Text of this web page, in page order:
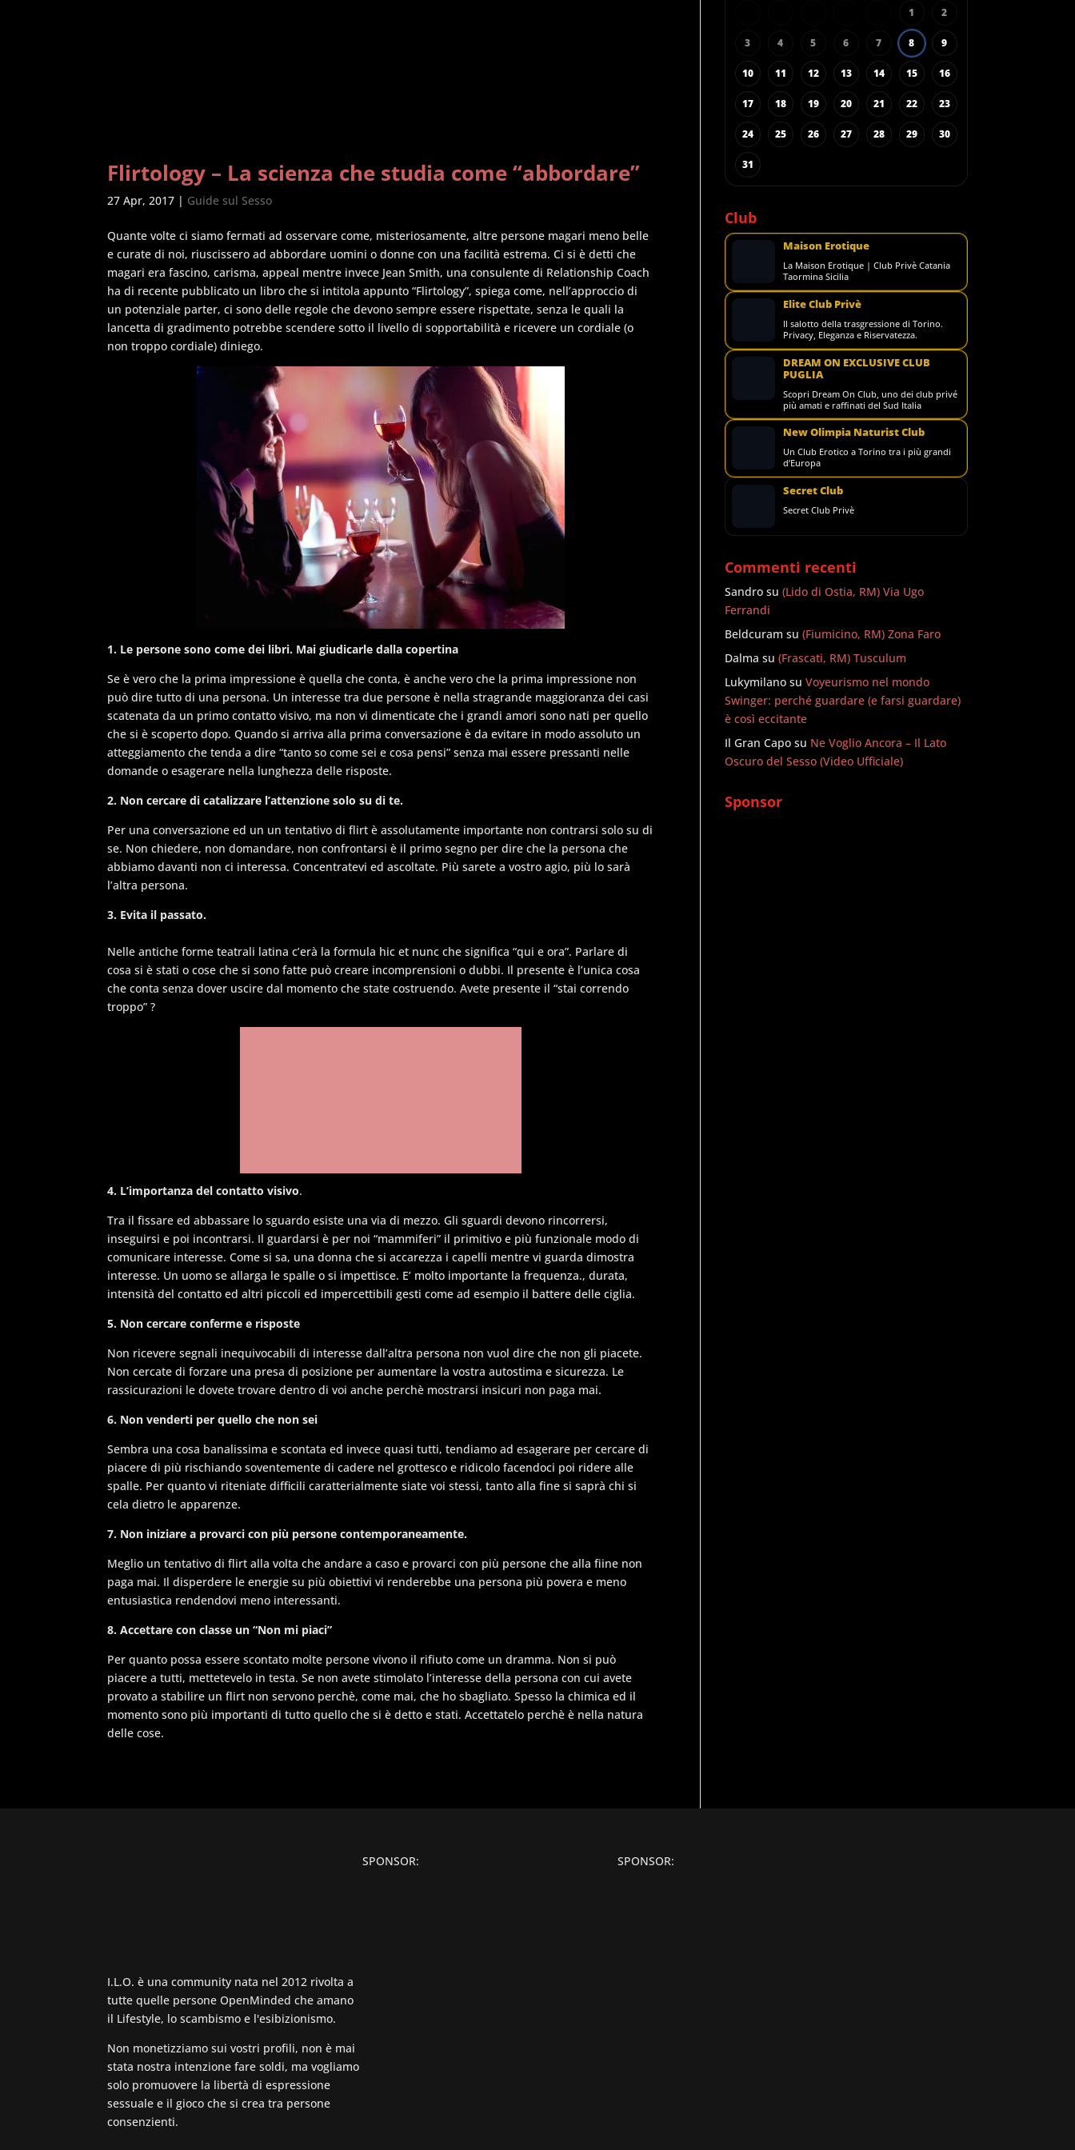
Flirtology – La scienza che studia come “abbordare”
27 Apr, 2017 | Guide sul Sesso
Quante volte ci siamo fermati ad osservare come, misteriosamente, altre persone magari meno belle
e curate di noi, riuscissero ad abbordare uomini o donne con una facilità estrema. Ci si è detti che
magari era fascino, carisma, appeal mentre invece Jean Smith, una consulente di Relationship Coach
ha di recente pubblicato un libro che si intitola appunto “Flirtology”, spiega come, nell’approccio di
un potenziale parter, ci sono delle regole che devono sempre essere rispettate, senza le quali la
lancetta di gradimento potrebbe scendere sotto il livello di sopportabilità e ricevere un cordiale (o
non troppo cordiale) diniego.
1. Le persone sono come dei libri. Mai giudicarle dalla copertina
Se è vero che la prima impressione è quella che conta, è anche vero che la prima impressione non
può dire tutto di una persona. Un interesse tra due persone è nella stragrande maggioranza dei casi
scatenata da un primo contatto visivo, ma non vi dimenticate che i grandi amori sono nati per quello
che si è scoperto dopo. Quando si arriva alla prima conversazione è da evitare in modo assoluto un
atteggiamento che tenda a dire “tanto so come sei e cosa pensi” senza mai essere pressanti nelle
domande o esagerare nella lunghezza delle risposte.
2. Non cercare di catalizzare l’attenzione solo su di te.
Per una conversazione ed un un tentativo di flirt è assolutamente importante non contrarsi solo su di
se. Non chiedere, non domandare, non confrontarsi è il primo segno per dire che la persona che
abbiamo davanti non ci interessa. Concentratevi ed ascoltate. Più sarete a vostro agio, più lo sarà
l’altra persona.
3. Evita il passato.
Nelle antiche forme teatrali latina c’erà la formula hic et nuncche significa “qui e ora”. Parlare di
cosa si è stati o cose che si sono fatte può creare incomprensioni o dubbi. Il presente è l’unica cosa
che conta senza dover uscire dal momento che state costruendo. Avete presente il “stai correndo
troppo” ?
4. L’importanza del contatto visivo.
Tra il fissare ed abbassare lo sguardo esiste una via di mezzo. Gli sguardi devono rincorrersi,
inseguirsi e poi incontrarsi. Il guardarsi è per noi “mammiferi” il primitivo e più funzionale modo di
comunicare interesse. Come si sa, una donna che si accarezza i capelli mentre vi guarda dimostra
interesse. Un uomo se allarga le spalle o si impettisce. E’ molto importante la frequenza., durata,
intensità del contatto ed altri piccoli ed impercettibili gesti come ad esempio il battere delle ciglia.
5. Non cercare conferme e risposte
Non ricevere segnali inequivocabili di interesse dall’altra persona non vuol dire che non gli piacete.
Non cercate di forzare una presa di posizione per aumentare la vostra autostima e sicurezza. Le
rassicurazioni le dovete trovare dentro di voi anche perchè mostrarsi insicuri non paga mai.
6. Non venderti per quello che non sei
Sembra una cosa banalissima e scontata ed invece quasi tutti, tendiamo ad esagerare per cercare di
piacere di più rischiando soventemente di cadere nel grottesco e ridicolo facendoci poi ridere alle
spalle. Per quanto vi riteniate difficili caratterialmente siate voi stessi, tanto alla fine si saprà chi si
cela dietro le apparenze.
7. Non iniziare a provarci con più persone contemporaneamente.
Meglio un tentativo di flirt alla volta che andare a caso e provarci con più persone che alla fiine non
paga mai. Il disperdere le energie su più obiettivi vi renderebbe una persona più povera e meno
entusiastica rendendovi meno interessanti.
8. Accettare con classe un “Non mi piaci”
Per quanto possa essere scontato molte persone vivono il rifiuto come un dramma. Non si può
piacere a tutti, mettetevelo in testa. Se non avete stimolato l’interesse della persona con cui avete
provato a stabilire un flirt non servono perchè, come mai, che ho sbagliato. Spesso la chimica ed il
momento sono più importanti di tutto quello che si è detto e stati. Accettatelo perchè è nella natura
delle cose.
1 2
3 4 5 6 7 8 9
10 11 12 13 14 15 16
17 18 19 20 21 22 23
24 25 26 27 28 29 30
31
Club
Maison Erotique
La Maison Erotique | Club Privè Catania
Taormina Sicilia
Elite Club Privè
Il salotto della trasgressione di Torino.
Privacy, Eleganza e Riservatezza.
DREAM ON EXCLUSIVE CLUB
PUGLIA
Scopri Dream On Club, uno dei club privé
più amati e raffinati del Sud Italia
New Olimpia Naturist Club
Un Club Erotico a Torino tra i più grandi
d’Europa
Secret Club
Secret Club Privè
Commenti recenti
Sandro su(Lido di Ostia, RM) Via Ugo
Ferrandi
Beldcuram su(Fiumicino, RM) Zona Faro
Dalma su(Frascati, RM) Tusculum
Lukymilano suVoyeurismo nel mondo
Swinger: perché guardare (e farsi guardare)
è così eccitante
Il Gran Capo su Ne Voglio Ancora – Il Lato
Oscuro del Sesso (Video Ufficiale)
Sponsor
I.L.O. è una community nata nel 2012 rivolta a
tutte quelle persone OpenMinded che amano
il Lifestyle, lo scambismo e l'esibizionismo.
Non monetizziamo sui vostri profili, non è mai
stata nostra intenzione fare soldi, ma vogliamo
solo promuovere la libertà di espressione
sessuale e il gioco che si crea tra persone
consenzienti.
SPONSOR: SPONSOR: